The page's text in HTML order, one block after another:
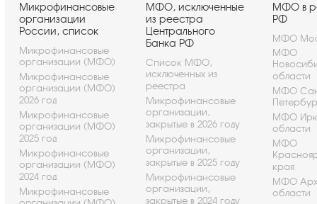
Микрофинансовые
организации
России, список
Микрофинансовые
организации (МФО)
Микрофинансовые
организации (МФО)
2026 год
Микрофинансовые
организации (МФО)
2025 год
Микрофинансовые
организации (МФО)
2024 год
Микрофинансовые
МФО, исключенные
из реестра
Центрального
Банка РФ
Список МФО,
исключенных из
реестра
Микрофинансовые
организации,
закрытые в 2026 году
Микрофинансовые
организации,
закрытые в 2025 году
Микрофинансовые
организации,
закрытые в 2024 году
МФО в
РФ
МФО
МФО
области
МФО
МФО
области
МФО
края
МФО
области